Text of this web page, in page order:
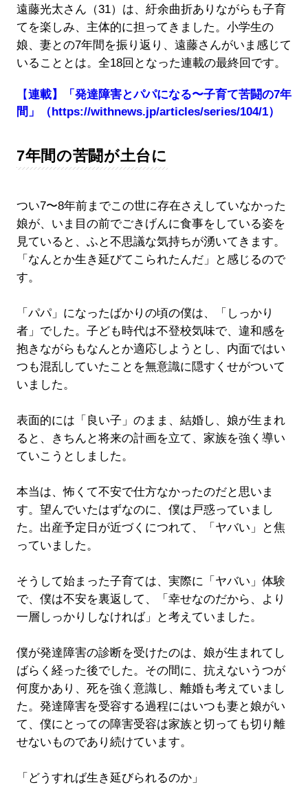
遠藤光太さん（31）は、紆余曲折ありながらも子育
てを楽しみ、主体的に担ってきました。小学生の
娘、妻との7年間を振り返り、遠藤さんがいま感じて
いることとは。全18回となった連載の最終回です。
【連載】「発達障害とパパになる〜子育て苦闘の7年
間」
（https://withnews.jp/articles/series/104/1）
7年間の苦闘が土台に
つい7〜8年前までこの世に存在さえしていなかった
娘が、いま目の前でごきげんに食事をしている姿を
見ていると、ふと不思議な気持ちが湧いてきます。
「なんとか生き延びてこられたんだ」と感じるので
す。
「パパ」になったばかりの頃の僕は、「しっかり
者」でした。子ども時代は不登校気味で、違和感を
抱きながらもなんとか適応しようとし、内面ではい
つも混乱していたことを無意識に隠すくせがついて
いました。
表面的には「良い子」のまま、結婚し、娘が生まれ
ると、きちんと将来の計画を立て、家族を強く導い
ていこうとしました。
本当は、怖くて不安で仕方なかったのだと思いま
す。望んでいたはずなのに、僕は戸惑っていまし
た。出産予定日が近づくにつれて、「ヤバい」と焦
っていました。
そうして始まった子育ては、実際に「ヤバい」体験
で、僕は不安を裏返して、「幸せなのだから、より
一層しっかりしなければ」と考えていました。
僕が発達障害の診断を受けたのは、娘が生まれてし
ばらく経った後でした。その間に、抗えないうつが
何度かあり、死を強く意識し、離婚も考えていまし
た。発達障害を受容する過程にはいつも妻と娘がい
て、僕にとっての障害受容は家族と切っても切り離
せないものであり続けています。
「どうすれば生き延びられるのか」